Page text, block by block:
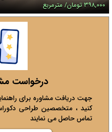
۳۹۸,۰۰۰ تومان/ مترمربع
درخواست
جهت دریافت مشاوره برای
کنید ، متخصصین طراحی
تماس حاصل می نمایند